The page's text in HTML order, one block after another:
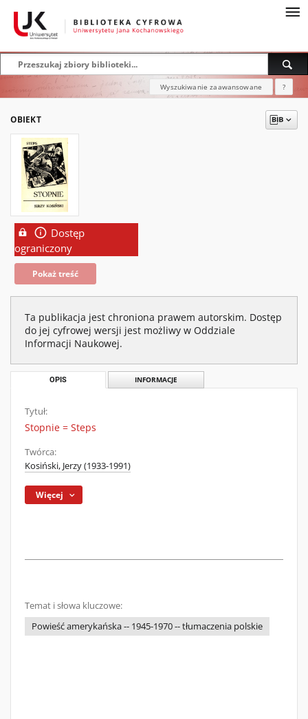
Wyszukiwanie zaawansowane ?
OBIEKT
Dostęp
ograniczony
Pokaż treść
Ta publikacja jest chroniona prawem autorskim. Dostęp
do jej cyfrowej wersji jest możliwy w Oddziale
Informacji Naukowej.
OPIS INFORMACJE
Tytuł:
Stopnie = Steps
Twórca:
Kosiński, Jerzy (1933-1991)
Więcej
Temat i słowa kluczowe:
Powieść amerykańska -- 1945-1970 -- tłumaczenia polskie